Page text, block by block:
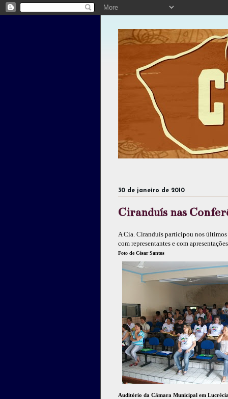
30 de janeiro de 2010
Ciranduís nas
A Cia. Ciranduís participou nos
com representantes e com
Foto de César Santos
Auditório da Câmara Municipal em